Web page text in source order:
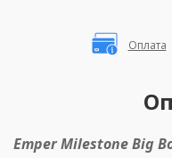
Оплата
Emper Milestone Big